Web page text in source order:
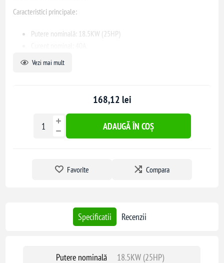
Caracteristici principale:
Putere nominală: 18.5KW (25HP)
Tensiune de operare: 220V
Acest contactor este fabricat conform standardelor internaționale, oferind
performanță și durabilitate în utilizare.
Vezi mai mult
168,12 lei
ADAUGĂ ÎN COȘ
Favorite Compara
Specificatii Recenzii
Putere nominală
18.5KW (25HP)